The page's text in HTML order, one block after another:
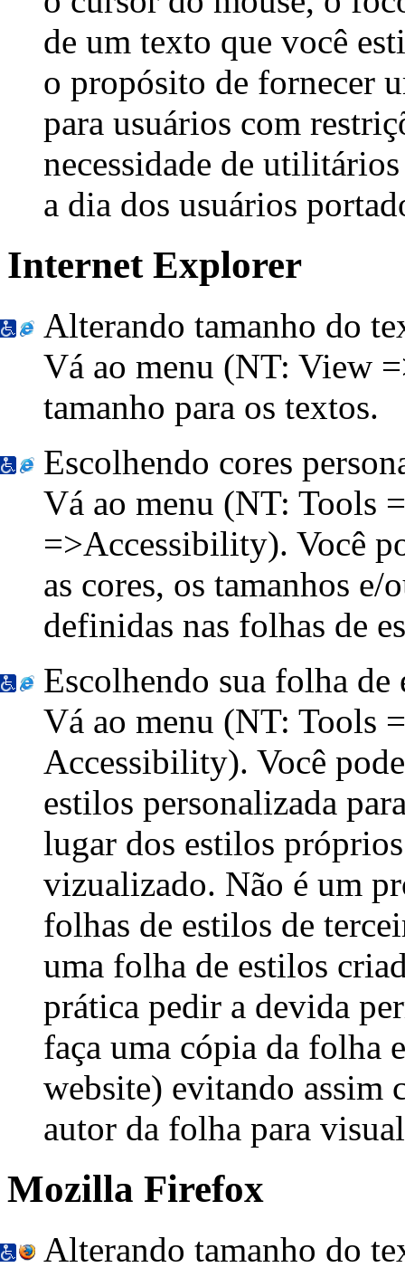
de um texto que você
o propósito de fornecer
para usuários com
necessidade de
a dia dos usuários
Internet Explorer
Alterando tamanho do
Vá ao menu (NT: View
tamanho para os textos.
Escolhendo cores
Vá ao menu (NT: Tools
=>Accessibility). Você
as cores, os tamanhos
definidas nas folhas de
Escolhendo sua folha de
Vá ao menu (NT: Tools
Accessibility). Você
estilos personalizada
lugar dos estilos
vizualizado. Não é um
folhas de estilos de
uma folha de estilos
prática pedir a devida
faça uma cópia da folha
website) evitando assim
autor da folha para
Mozilla Firefox
Alterando tamanho do